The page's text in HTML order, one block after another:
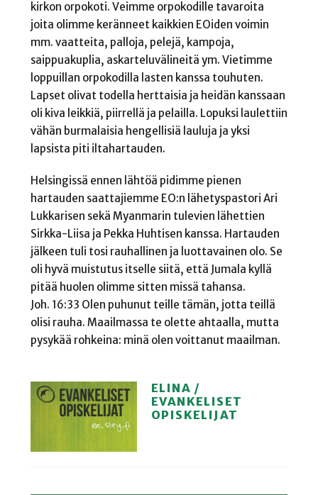
kirkon orpokoti. Veimme orpokodille tavaroita
joita olimme keränneet kaikkien EOiden voimin
mm. vaatteita, palloja, pelejä, kampoja,
saippuakuplia, askarteluvälineitä ym. Vietimme
loppuillan orpokodilla lasten kanssa touhuten.
Lapset olivat todella herttaisia ja heidän kanssaan
oli kiva leikkiä, piirrellä ja pelailla. Lopuksi laulettiin
vähän burmalaisia hengellisiä lauluja ja yksi
lapsista piti iltahartauden.
Helsingissä ennen lähtöä pidimme pienen
hartauden saattajiemme EO:n lähetyspastori Ari
Lukkarisen sekä Myanmarin tulevien lähettien
Sirkka-Liisa ja Pekka Huhtisen kanssa. Hartauden
jälkeen tuli tosi rauhallinen ja luottavainen olo. Se
oli hyvä muistutus itselle siitä, että Jumala kyllä
pitää huolen olimme sitten missä tahansa.
Joh. 16:33 Olen puhunut teille tämän, jotta teillä
olisi rauha. Maailmassa te olette ahtaalla, mutta
pysykää rohkeina: minä olen voittanut maailman.
ELINA /
EVANKELISET
OPISKELIJAT